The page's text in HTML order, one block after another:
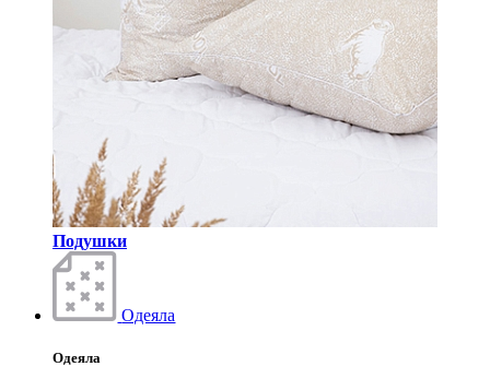
Подушки
Одеяла
Одеяла